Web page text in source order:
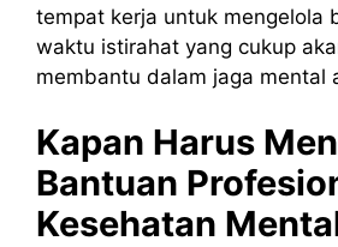
tempat kerja untuk mengelola
waktu istirahat yang cukup
membantu dalam jaga mental
Kapan Harus
Bantuan
Kesehatan